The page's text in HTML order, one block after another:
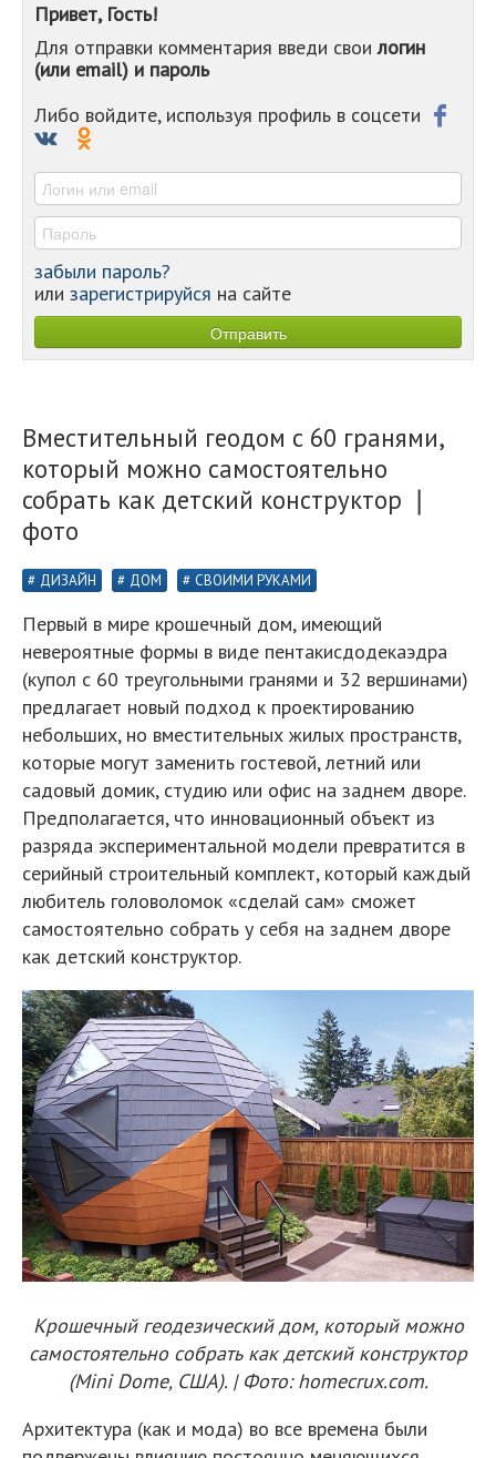
-
-
Привет, Гость!
Для отправки комментария введи своилогин
(или email) и пароль
Либо войдите, используя профиль в соцсети
забыли пароль?
или зарегистрируйся на сайте
Вместительный геодом с 60 гранями,
который можно самостоятельно
собрать как детский конструктор ❘
фото
ДИЗАЙН ДОМ СВОИМИ РУКАМИ
Первый в мире крошечный дом, имеющий
невероятные формы в виде пентакисдодекаэдра
(купол с 60 треугольными гранями и 32 вершинами)
предлагает новый подход к проектированию
небольших, но вместительных жилых пространств,
которые могут заменить гостевой, летний или
садовый домик, студию или офис на заднем дворе.
Предполагается, что инновационный объект из
разряда экспериментальной модели превратится в
серийный строительный комплект, который каждый
любитель головоломок «сделай сам» сможет
самостоятельно собрать у себя на заднем дворе
как детский конструктор.
Крошечный геодезический дом, который можно
самостоятельно собрать как детский конструктор
(Mini Dome, США). | Фото: homecrux.com.
Архитектура (как и мода) во все времена были